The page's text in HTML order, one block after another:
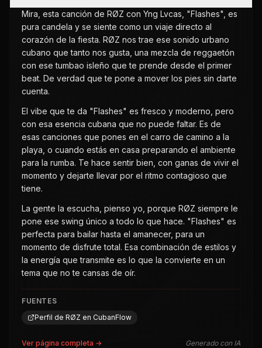
Mira, esta canción de RØZ con Yng Lvcas, "Flashes", es
pura candela y se siente como un viaje directo al
corazón de la fiesta. RØZ nos trae ese sonido urbano
cubano que tanto nos gusta, una mezcla de reggaetón
con ese tumbao isleño que te prende desde el primer
beat. De verdad que te pone a mover los pies sin darte
cuenta.
El vibe que te da "Flashes" es fresco y moderno, pero
con esa esencia cubana que no puede faltar. Es de
esas canciones que pones en el carro de camino a la
playa, o cuando estás en casa preparando el ambiente
para la rumba. Te hace sentir bien, con ganas de vivir el
momento y dejarte llevar por el ritmo contagioso que
tiene.
La gente la escucha, pienso yo, porque RØZ siempre le
pone ese swing único a todo lo que hace. "Flashes" es
perfecta para bailar hasta el amanecer, para un
momento de disfrute total. Esa combinación de estilos y
la energía que transmite es lo que la convierte en un
tema que no te cansas de oír.
FUENTES
Perfil de RØZ en CubanFlow
Ver página completa → Generado con IA